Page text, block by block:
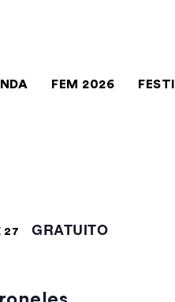
FEM 2026
27 GRATUITO